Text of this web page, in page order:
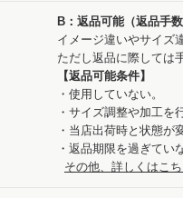
B：返品可能（返品手数
イメージ違いやサイズ
ただし返品に際しては
【返品可能条件】
・使用していない。
・サイズ調整や加工を
・当店出荷時と状態が
・返品期限を過ぎてい
その他、詳しくはこち